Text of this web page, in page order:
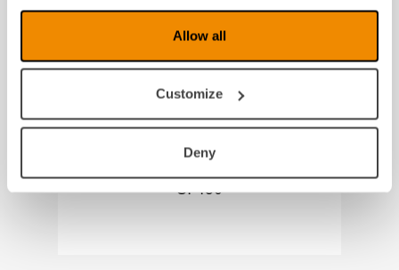
Allow all
Customize
Deny
SI 450